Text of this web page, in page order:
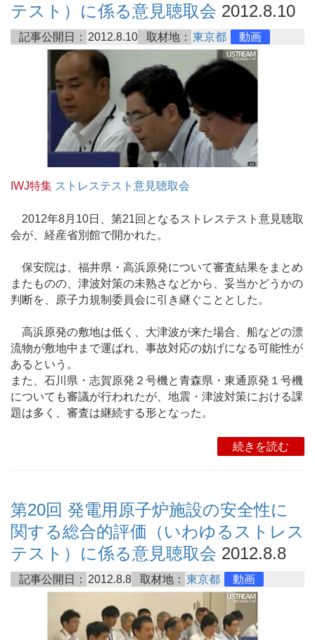
テスト）に係る意見聴取会 2012.8.10
記事公開日： 2012.8.10 取材地： 東京都 動画
IWJ特集 ストレステスト意見聴取会
2012年8月10日、第21回となるストレステスト意見聴取
会が、経産省別館で開かれた。
保安院は、福井県・高浜原発について審査結果をまとめ
またものの、津波対策の未熟さなどから、妥当かどうかの
判断を、原子力規制委員会に引き継ぐこととした。
高浜原発の敷地は低く、大津波が来た場合、船などの漂
流物が敷地中まで運ばれ、事故対応の妨げになる可能性が
あるという。
また、石川県・志賀原発２号機と青森県・東通原発１号機
についても審議が行われたが、地震・津波対策における課
題は多く、審査は継続する形となった。
続きを読む
第20回 発電用原子炉施設の安全性に
関する総合的評価（いわゆるストレス
テスト）に係る意見聴取会 2012.8.8
記事公開日： 2012.8.8 取材地： 東京都 動画